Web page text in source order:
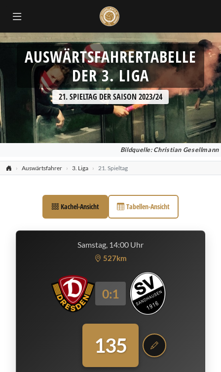
AUSWÄRTSFAHRERTABELLE
DER 3. LIGA
21. SPIELTAG DER SAISON 2023/24
Bildquelle: Christian Gesellmann
Auswärtsfahrer 3. Liga 21. Spieltag
Kachel-Ansicht Tabellen-Ansicht
Samstag, 14:00 Uhr
527km
0:1
135